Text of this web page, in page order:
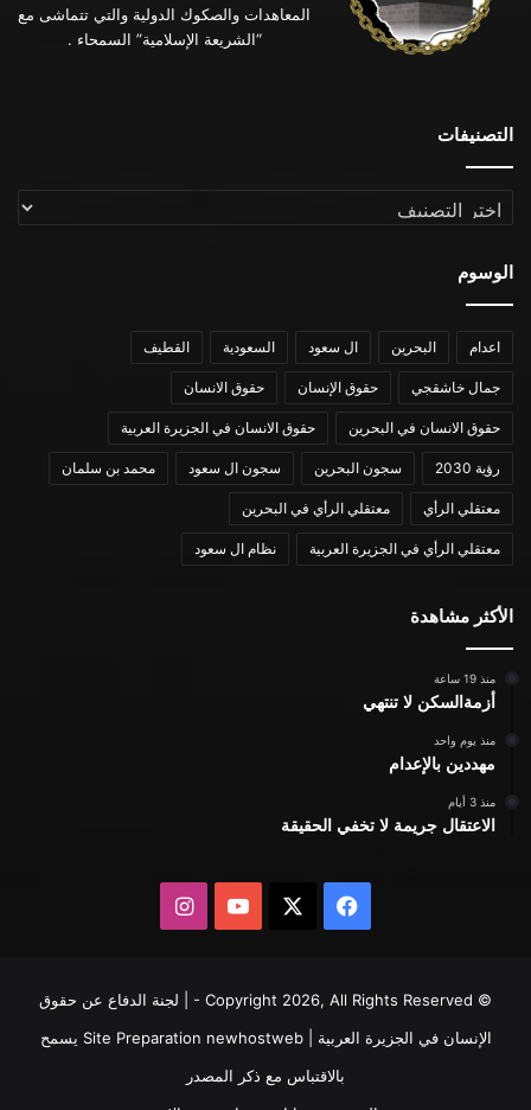
المعاهدات والصكوك الدولية والتي تتماشى مع
“الشريعة الإسلامية” السمحاء .
التصنيفات
التصنيفات
الوسوم
اعدام البحرين ال سعود السعودية القطيف
جمال خاشقجي حقوق الإنسان حقوق الانسان
حقوق الانسان في البحرين حقوق الانسان في الجزيرة العربية
رؤية 2030 سجون البحرين سجون ال سعود محمد بن سلمان
معتقلي الرأي معتقلي الرأي في البحرين
معتقلي الرأي في الجزيرة العربية نظام ال سعود
الأكثر مشاهدة
منذ 19 ساعة
أزمةالسكن لا تنتهي
منذ يوم واحد
مهددين بالإعدام
منذ 3 أيام
الاعتقال جريمة لا تخفي الحقيقة
فيسبوك يوتيوبانستقرام
© Copyright 2026, All Rights Reserved - | لجنة الدفاع عن حقوق
الإنسان في الجزيرة العربية | Site Preparationnewhostweb
يسمح
بالاقتباس مع ذكر المصدر